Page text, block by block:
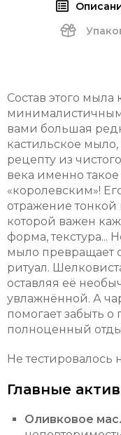
Состав этого
вами большая
кастильское
рецепту из
века именно
«королевским»!
отражение
которой важен
форма, текстура...
мыло превращает
ритуал.
оставляя её
увлажнённой. А
помогает забыть о
полноценный
Не тестировалось
Главные
Оливковое